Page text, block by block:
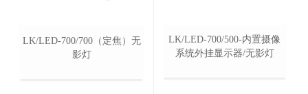
LK/LED-700/700（定焦）无
影灯
LK/LED-700/500-内置摄像
系统外挂显示器/无影灯